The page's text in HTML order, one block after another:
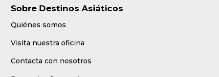
Sobre Destinos Asiáticos
Quiénes somos
Visita nuestra oficina
Contacta con nosotros